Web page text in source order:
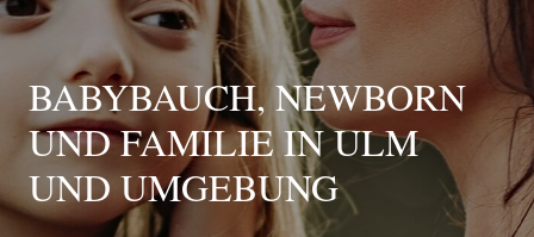
BABYBAUCH, NEWBORN
UND FAMILIE IN ULM
UND UMGEBUNG